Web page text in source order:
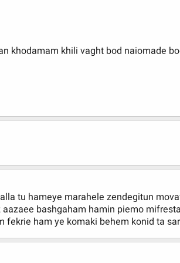
khodamam khili vaght bod naiomade
tu hameye marahele zendegitun
aazaee bashgaham hamin piemo
ham ye komaki behem konid ta